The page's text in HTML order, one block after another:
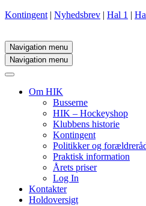
Kontingent | Nyhedsbrev | Hal 1 |
Navigation menu
Navigation menu
Om HIK
Busserne
HIK – Hockeyshop
Klubbens historie
Kontingent
Politikker og
Praktisk information
Årets priser
Log In
Kontakter
Holdoversigt